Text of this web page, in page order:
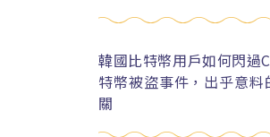
韓國比特幣用戶如何閃過
特幣被盜事件，出乎意料
關